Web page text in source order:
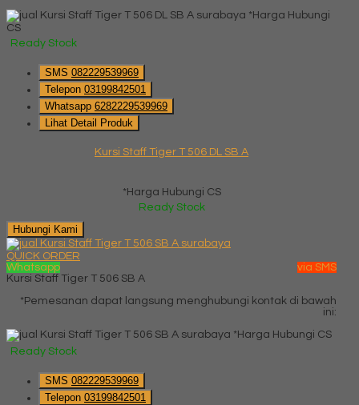
*Harga Hubungi
CS
Ready Stock
SMS 082229539969
Telepon 03199842501
Whatsapp 6282229539969
Lihat Detail Produk
Kursi Staff Tiger T 506 DL SB A
*Harga Hubungi CS
Ready Stock
Hubungi Kami
QUICK ORDER
Whatsapp
via SMS
Kursi Staff Tiger T 506 SB A
*Pemesanan dapat langsung menghubungi kontak di bawah
ini:
*Harga Hubungi CS
Ready Stock
SMS 082229539969
Telepon 03199842501